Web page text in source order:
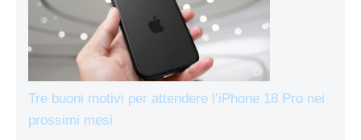
Tre buoni motivi per attendere l’iPhone 18 Pro nei
prossimi mesi